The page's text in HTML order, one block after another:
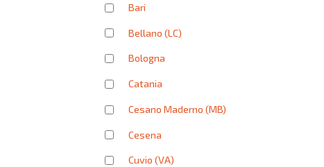
Bari
Bellano (LC)
Bologna
Catania
Cesano Maderno (MB)
Cesena
Cuvio (VA)